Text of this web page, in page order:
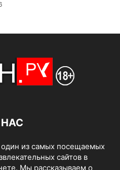
из самых посещаемых
сайтов в
Мы рассказываем о